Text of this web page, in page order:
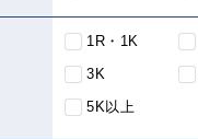
1R・1K
3K
5K以上